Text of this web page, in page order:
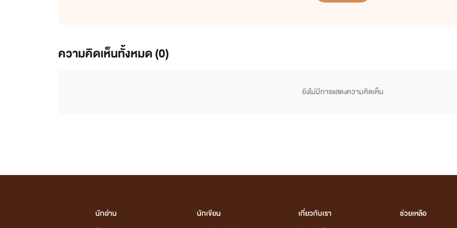
ความคิดเห็นทั้งหมด (0)
ยังไม่มีการแสดงความคิดเห็น
นักอ่าน
นักเขียน
เกี่ยวกับเรา
ช่วยเหลือ